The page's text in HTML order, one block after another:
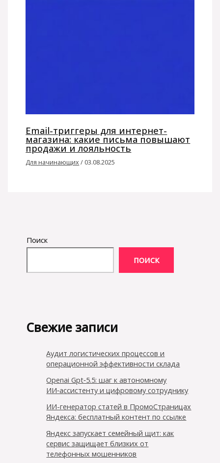
Email-триггеры для интернет-
магазина: какие письма повышают
продажи и лояльность
Для начинающих/ 03.08.2025
Поиск
ПОИСК
Свежие записи
Аудит логистических процессов и
операционной эффективности склада
Openai Gpt‑5.5: шаг к автономному
ИИ‑ассистенту и цифровому сотруднику
ИИ-генератор статей в ПромоСтраницах
Яндекса: бесплатный контент по ссылке
Яндекс запускает семейный щит: как
сервис защищает близких от
телефонных мошенников